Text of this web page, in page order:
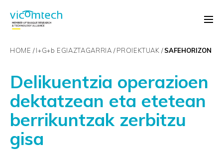
HOME I+G+b EGIAZTAGARRIA PROIEKTUAK SAFEHORIZON
Delikuentzia operazioen
dektatzean eta etetean
berrikuntzak zerbitzu
gisa